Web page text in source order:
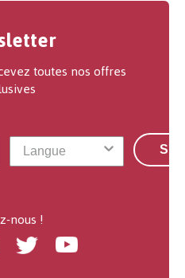
toutes nos offres
nous !
Twitter Youtube